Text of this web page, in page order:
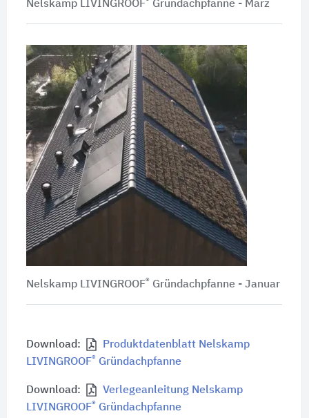
Nelskamp LIVINGROOF Gründachpfanne - März
Nelskamp LIVINGROOF® Gründachpfanne - Januar
Download:
Produktdatenblatt Nelskamp
LIVINGROOF® Gründachpfanne
Download:
Verlegeanleitung Nelskamp
LIVINGROOF® Gründachpfanne